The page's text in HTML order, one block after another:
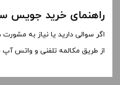
راهنمای خرید جویس سالت ۱۰ میل
اگر سوالی دارید یا نیاز به
از طریق مکالمه تلفنی و واتس